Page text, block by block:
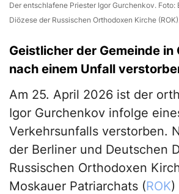
Der entschlafene Priester Igor Gurchenkov. Foto:
Diözese der Russischen Orthodoxen Kirche
Geistlicher der Gemeinde
nach einem Unfall
Am 25. April 2026 ist der
Igor Gurchenkov infolge
Verkehrsunfalls verstorben.
der Berliner und Deutschen
Russischen Orthodoxen
Moskauer Patriarchats (ROK)